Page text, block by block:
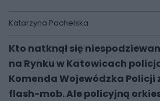
Katarzyna Pachelska
Kto natknął się
na Rynku w Katowicach
Komenda Wojewódzka Policji
flash-mob. Ale policyjną